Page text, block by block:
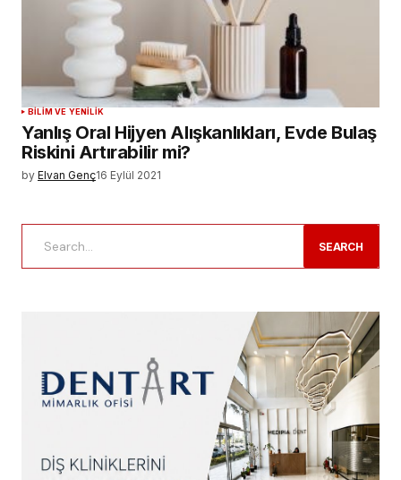
BILIM VE YENILIK
Yanlış Oral Hijyen Alışkanlıkları, Evde Bulaş
Riskini Artırabilir mi?
by Elvan Genç16 Eylül 2021
SEARCH